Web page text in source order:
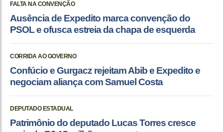
FALTA NA CONVENÇÃO
Ausência de Expedito marca convenção do
PSOL e ofusca estreia da chapa de esquerda
CORRIDA AO GOVERNO
Confúcio e Gurgacz rejeitam Abib e Expedito e
negociam aliança com Samuel Costa
DEPUTADO ESTADUAL
Patrimônio do deputado Lucas Torres cresce